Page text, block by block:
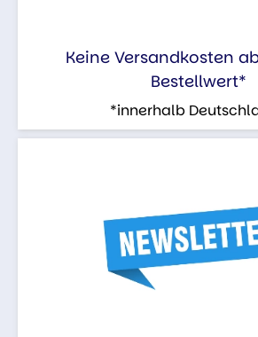
Keine Versandkosten
Bestellwert*
*innerhalb